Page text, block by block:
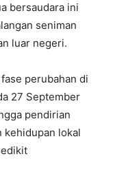
bersaudara ini
seniman
luar negeri.
perubahan di
27 September
pendirian
kehidupan lokal